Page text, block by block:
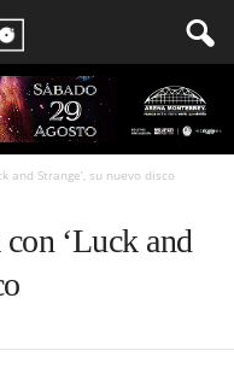
and Strange’, su nuevo disco
‘Luck and